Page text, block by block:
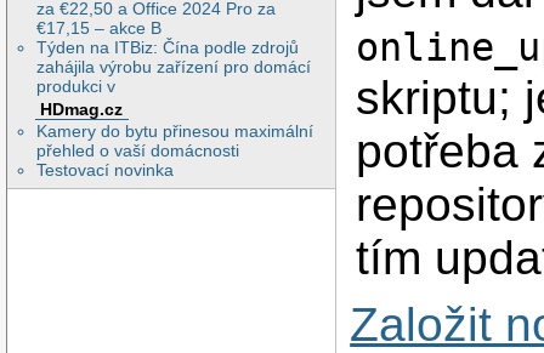
za €22,50 a Office 2024 Pro za
€17,15 – akce B
Týden na ITBiz: Čína podle zdrojů
zahájila výrobu zařízení pro domácí
produkci v
HDmag.cz
Kamery do bytu přinesou maximální
přehled o vaší domácnosti
Testovací novinka
skriptu;
potřeba
tím
Založit